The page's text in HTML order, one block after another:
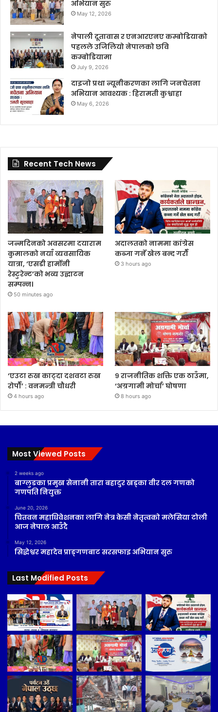
अभियान सुरु
May 12, 2026
नेपाली दूतावास र एनआरएनए कम्बोडियाको
पहलले उजिलियो नेपालको छवि
कम्बोडियामा
July 9, 2026
दाइजो प्रथा न्यूनीकरणका लागि जनचेतना
अभियान आवश्यक : हिरामती कुश्वाहा
May 6, 2026
Recent Tech News
जन्मदिनको अवसरमा दयाराम
कुमालको नयाँ व्यवसायिक
यात्रा, ‘एसडी हार्मोनी
रेस्टुरेन्ट’को भव्य उद्घाटन
सम्पन्न।
50 minutes ago
अदालतको नाममा कांग्रेस
कब्जा गर्ने खेल बन्द गरौँ
3 hours ago
‘एउटा रुख काट्दा दशवटा रुख
रोपौँ’ : वनमन्त्री चौधरी
4 hours ago
९ राजनीतिक शक्ति एक ठाउँमा,
‘अग्रगामी मोर्चा’ घोषणा
8 hours ago
Most Viewed Posts
2 weeks ago
बाग्लुङका प्रमुख सेनानी तारा बहादुर खड्का वीर दल गणको
गणपति नियुक्त
June 20, 2026
चितवन महाधिवेशनका लागि नेत्र केसी नेतृत्वको मलेसिया टोली
आज नेपाल आउँदै
May 12, 2026
सिद्धेश्वर महादेव प्राङ्गणबाट सरसफाइ अभियान सुरु
Last Modified Posts